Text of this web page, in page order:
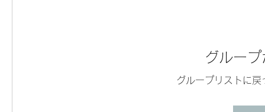
グルー
グループリストに